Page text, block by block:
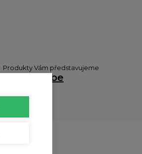
Produkty Vám představujeme
Youtube